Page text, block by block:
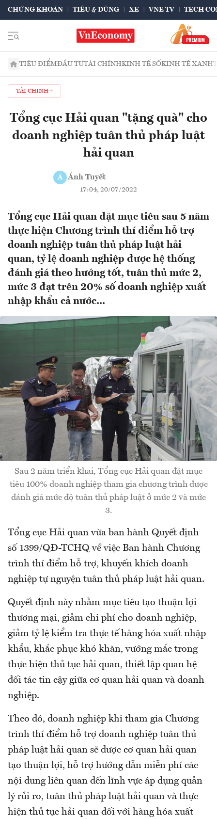
CHỨNG KHOÁN TIÊU & DÙNG XE VNE TV TECH
TIÊU ĐIỂMĐẦU TƯTÀI CHÍNHKINH TẾ SỐKINH TẾ XANH
TÀI CHÍNH
Tổng cục Hải quan "tặng quà" cho
doanh nghiệp tuân thủ pháp luật
hải quan
Á Ánh Tuyết
17:04, 20/07/2022
Tổng cục Hải quan đặt mục tiêu sau 5 năm
thực hiện Chương trình thí điểm hỗ trợ
doanh nghiệp tuân thủ pháp luật hải
quan, tỷ lệ doanh nghiệp được hệ thống
đánh giá theo hướng tốt, tuân thủ mức 2,
mức 3 đạt trên 20% số doanh nghiệp xuất
nhập khẩu cả nước...
Sau 2 năm triển khai, Tổng cục Hải quan đặt mục
tiêu 100% doanh nghiệp tham gia chương trình được
đánh giá mức độ tuân thủ pháp luật ở mức 2 và mức
3.
Tổng cục Hải quan vừa ban hành Quyết định
số 1399/QĐ-TCHQ về việc Ban hành Chương
trình thí điểm hỗ trợ, khuyến khích doanh
nghiệp tự nguyện tuân thủ pháp luật hải quan.
Quyết định này nhằm mục tiêu tạo thuận lợi
thương mại, giảm chi phí cho doanh nghiệp,
giảm tỷ lệ kiểm tra thực tế hàng hóa xuất nhập
khẩu, khắc phục khó khăn, vướng mắc trong
thực hiện thủ tục hải quan, thiết lập quan hệ
đối tác tin cậy giữa cơ quan hải quan và doanh
nghiệp.
Theo đó, doanh nghiệp khi tham gia Chương
trình thí điểm hỗ trợ doanh nghiệp tuân thủ
pháp luật hải quan sẽ được cơ quan hải quan
tạo thuận lợi, hỗ trợ hướng dẫn miễn phí các
nội dung liên quan đến lĩnh vực áp dụng quản
lý rủi ro, tuân thủ pháp luật hải quan và thực
hiện thủ tục hải quan đối với hàng hóa xuất